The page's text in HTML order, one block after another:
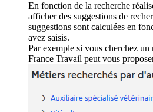
En fonction de la recherche
afficher des suggestions de
suggestions sont calculées en
avez saisis.
Par exemple si vous cherchez
France Travail peut vous